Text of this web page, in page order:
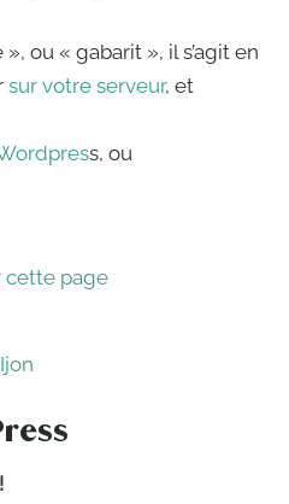
ou « gabarit », il s’agit en
sur votre serveur, et
s, ou
cette page